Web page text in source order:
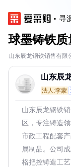
寻
球墨铸铁
山东辰龙钢铁销售有限
山东辰
法人:李蒙
山东辰龙钢铁
区，专注铸造
市政工程配套
属制品。公司
格把控铸造工